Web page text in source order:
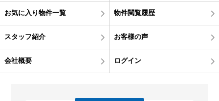
お気に入り物件一覧 物件閲覧履歴
スタッフ紹介 お客様の声
会社概要 ログイン